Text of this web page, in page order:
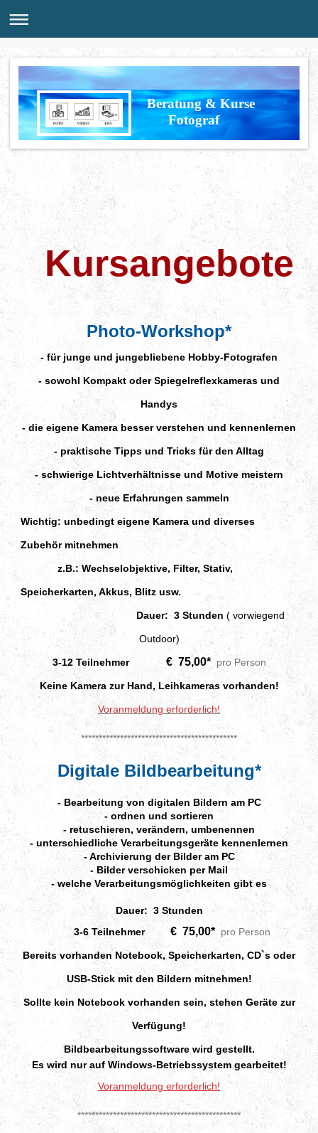
Beratung & Kurse
Fotograf
Kursangebote
Photo-Workshop*
- für junge und jungebliebene Hobby-Fotografen
- sowohl Kompakt oder Spiegelreflexkameras und
Handys
- die eigene Kamera besser verstehen und kennenlernen
- praktische Tipps und Tricks für den Alltag
- schwierige Lichtverhältnisse und Motive meistern
- neue Erfahrungen sammeln
Wichtig: unbedingt eigene Kamera und diverses
Zubehör mitnehmen
z.B.: Wechselobjektive, Filter, Stativ,
Speicherkarten, Akkus, Blitz usw.
Dauer: 3 Stunden ( vorwiegend
Outdoor)
3-12 Teilnehmer € 75,00* pro Person
Keine Kamera zur Hand, Leihkameras vorhanden!
Voranmeldung erforderlich!
********************************************
Digitale Bildbearbeitung*
- Bearbeitung von digitalen Bildern am PC
- ordnen und sortieren
- retuschieren, verändern, umbenennen
- unterschiedliche Verarbeitungsgeräte kennenlernen
- Archivierung der Bilder am PC
- Bilder verschicken per Mail
- welche Verarbeitungsmöglichkeiten gibt es
Dauer: 3 Stunden
3-6 Teilnehmer € 75,00* pro Person
Bereits vorhanden Notebook, Speicherkarten, CD`s oder
USB-Stick mit den Bildern mitnehmen!
Sollte kein Notebook vorhanden sein, stehen Geräte zur
Verfügung!
Bildbearbeitungssoftware wird gestellt.
Es wird nur auf Windows-Betriebssystem gearbeitet!
Voranmeldung erforderlich!
**********************************************